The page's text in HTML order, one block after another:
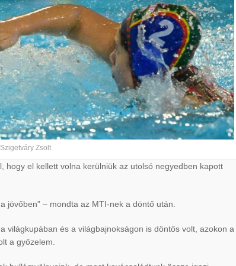
Zsolt
hogy el kellett volna kerülniük az utolsó negyedben kapott
jövőben” – mondta az MTI-nek a döntő után.
világkupában és a világbajnokságon is döntős volt, azokon a
a győzelem.